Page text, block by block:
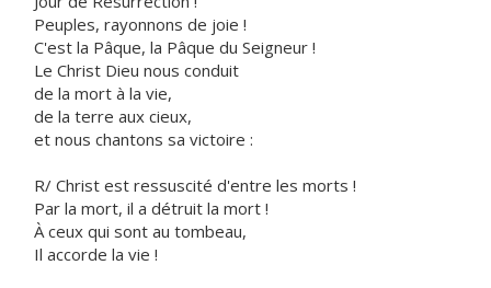
Peuples, rayonnons de joie !
C'est la Pâque, la Pâque du Seigneur !
Le Christ Dieu nous conduit
de la mort à la vie,
de la terre aux cieux,
et nous chantons sa victoire :
R/ Christ est ressuscité d'entre les morts !
Par la mort, il a détruit la mort !
À ceux qui sont au tombeau,
Il accorde la vie !